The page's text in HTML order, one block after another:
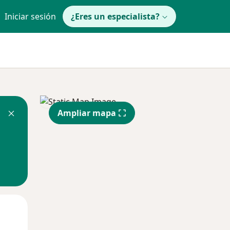
Iniciar sesión ¿Eres un especialista?
Ampliar mapa